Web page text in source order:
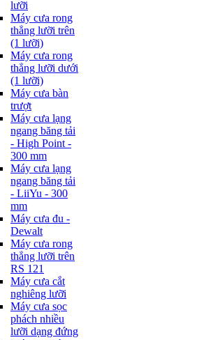
lưỡi
Máy cưa rong
thẳng lưỡi trên
(1 lưỡi)
Máy cưa rong
thẳng lưỡi dưới
(1 lưỡi)
Máy cưa bàn
trượt
Máy cưa lạng
ngang băng tải
- High Point -
300 mm
Máy cưa lạng
ngang băng tải
- LiiYu - 300
mm
Máy cưa đu -
Dewalt
Máy cưa rong
thẳng lưỡi trên
RS 121
Máy cưa cắt
nghiêng lưỡi
Máy cưa sọc
phách nhiều
lưỡi dạng đứng